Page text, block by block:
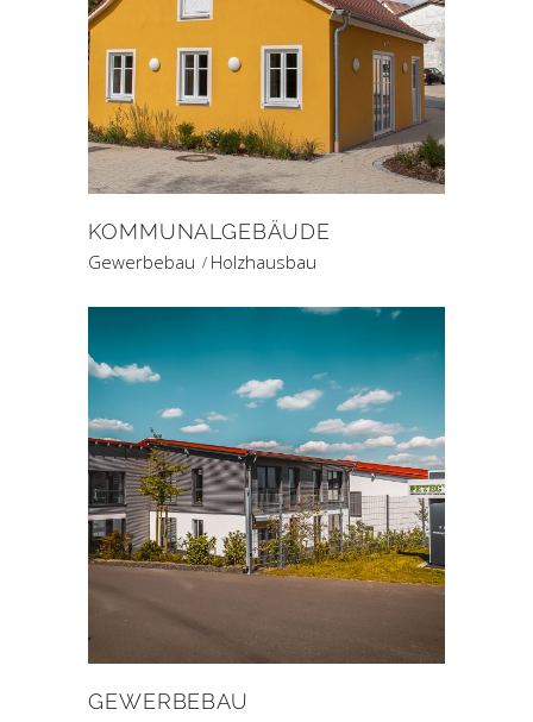
KOMMUNALGEBÄUDE
Gewerbebau Holzhausbau
GEWERBEBAU